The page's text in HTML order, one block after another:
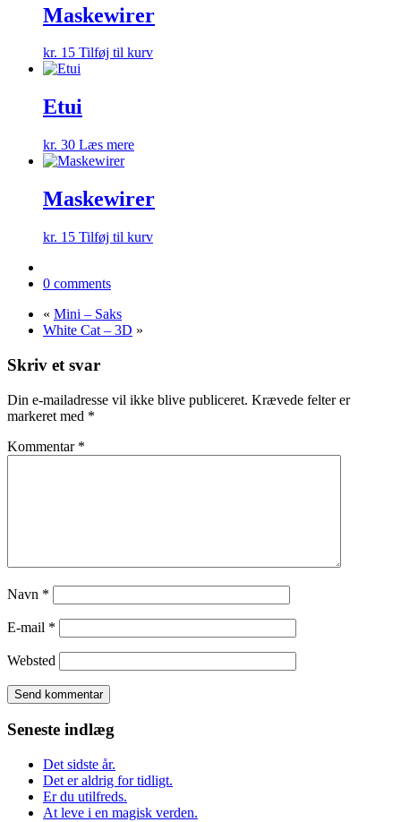
Maskewirer
kr. 15 Tilføj til kurv
Etui
kr. 30 Læs mere
Maskewirer
kr. 15 Tilføj til kurv
0 comments
« Mini – Saks
White Cat – 3D »
Skriv et svar
Din e-mailadresse vil ikke blive publiceret. Krævede felter er
markeret med *
Kommentar *
Navn *
E-mail *
Websted
Seneste indlæg
Det sidste år.
Det er aldrig for tidligt.
Er du utilfreds.
At leve i en magisk verden.